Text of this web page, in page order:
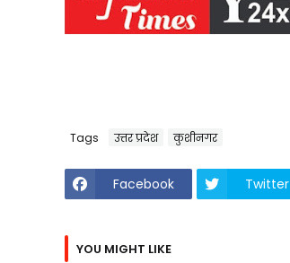
Tags उत्तर प्रदेश कुशीनगर
Facebook Twitter
YOU MIGHT LIKE